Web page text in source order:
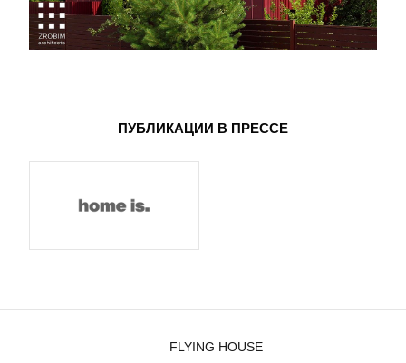
ПУБЛИКАЦИИ В ПРЕССЕ
FLYING HOUSE